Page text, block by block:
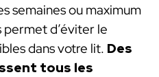
semaines ou maximum
permet d’éviter le
dans votre lit. Des
tous les